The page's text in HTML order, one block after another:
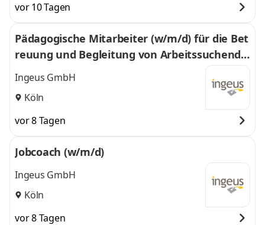
vor 10 Tagen
Pädagogische Mitarbeiter (w/m/d) für die Bet
reuung und Begleitung von Arbeitssuchende
n und Geflüchteten
Ingeus GmbH
Köln
vor 8 Tagen
Jobcoach (w/m/d)
Ingeus GmbH
Köln
vor 8 Tagen